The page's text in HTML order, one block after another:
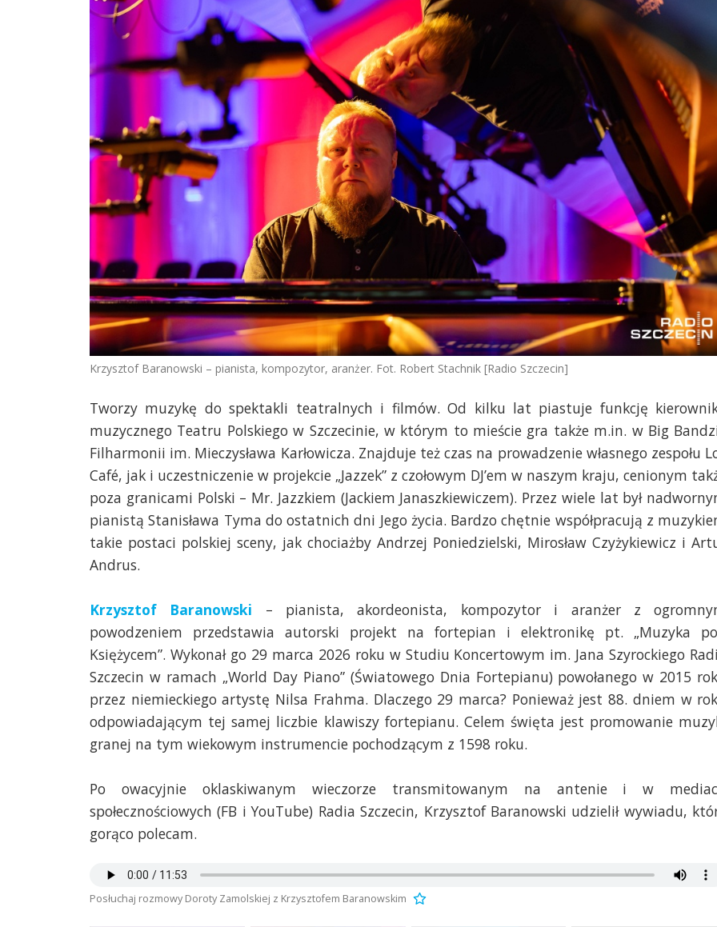
Krzysztof Baranowski – pianista, kompozytor, aranżer. Fot. Robert Stachnik [Radio Szczecin]
Tworzy muzykę do spektakli teatralnych i filmów. Od kilku lat piastuje funkcję
muzycznego Teatru Polskiego w Szczecinie, w którym to mieście gra także m.in. w Big
Filharmonii im. Mieczysława Karłowicza. Znajduje też czas na prowadzenie własnego zespołu
Café, jak i uczestniczenie w projekcie „Jazzek” z czołowym DJ’em w naszym kraju, cenionym
poza granicami Polski – Mr. Jazzkiem (Jackiem Janaszkiewiczem). Przez wiele lat był
pianistą Stanisława Tyma do ostatnich dni Jego życia. Bardzo chętnie współpracują z
takie postaci polskiej sceny, jak chociażby Andrzej Poniedzielski, Mirosław Czyżykiewicz i
Andrus.
Krzysztof Baranowski – pianista, akordeonista, kompozytor i aranżer z
powodzeniem przedstawia autorski projekt na fortepian i elektronikę pt. „Muzyka
Księżycem”. Wykonał go 29 marca 2026 roku w Studiu Koncertowym im. Jana Szyrockiego
Szczecin w ramach „World Day Piano” (Światowego Dnia Fortepianu) powołanego w 2015
przez niemieckiego artystę Nilsa Frahma. Dlaczego 29 marca? Ponieważ jest 88. dniem w
odpowiadającym tej samej liczbie klawiszy fortepianu. Celem święta jest promowanie
granej na tym wiekowym instrumencie pochodzącym z 1598 roku.
Po owacyjnie oklaskiwanym wieczorze transmitowanym na antenie i w
społecznościowych (FB i YouTube) Radia Szczecin, Krzysztof Baranowski udzielił wywiadu,
gorąco polecam.
Posłuchaj rozmowy Doroty Zamolskiej z Krzysztofem Baranowskim